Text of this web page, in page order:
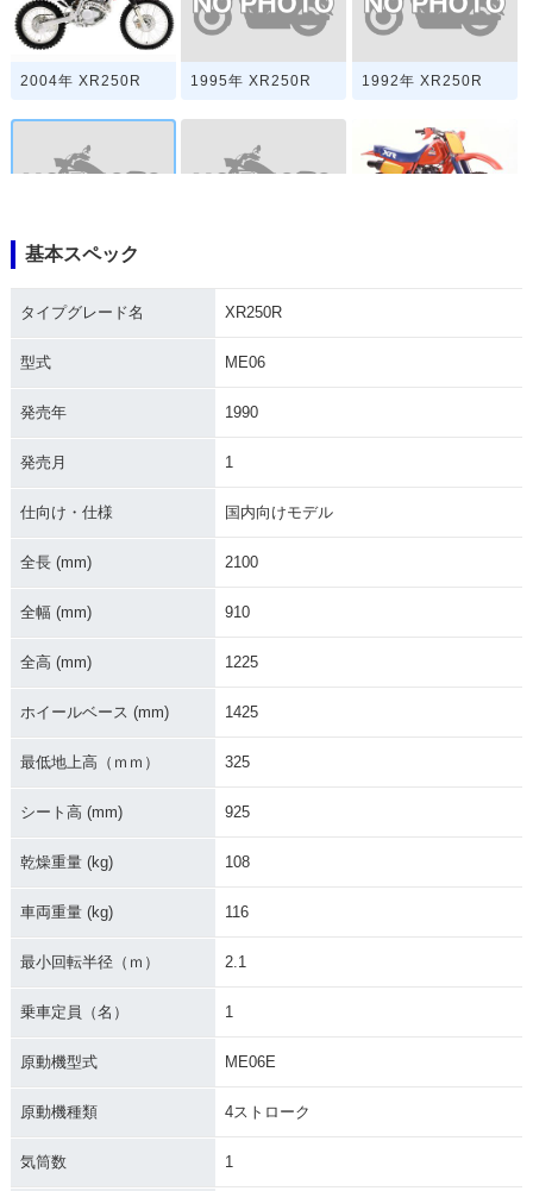
2004年 XR250R 1995年 XR250R 1992年 XR250R
1990年 XR250R
基本スペック
タイプグレード名 XR250R
型式 ME06
発売年 1990
発売月 1
仕向け・仕様 国内向けモデル
全長 (mm) 2100
全幅 (mm) 910
全高 (mm) 1225
ホイールベース (mm) 1425
最低地上高（ｍｍ） 325
シート高 (mm) 925
乾燥重量 (kg) 108
車両重量 (kg) 116
最小回転半径（ｍ） 2.1
乗車定員（名） 1
原動機型式 ME06E
原動機種類 4ストローク
気筒数 1